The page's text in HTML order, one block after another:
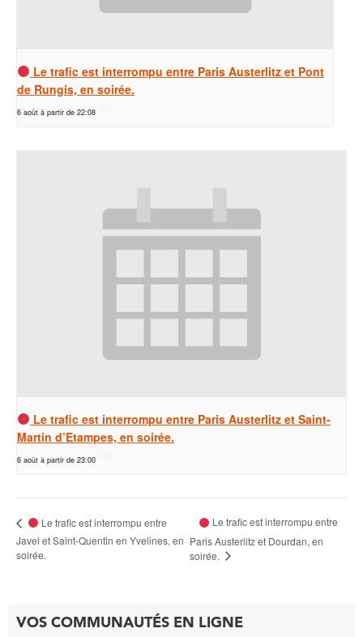
Le trafic est interrompu entre Paris Austerlitz et Pont
de Rungis, en soirée.
6 août à partir de 22:08
Le trafic est interrompu entre Paris Austerlitz et Saint-
Martin d’Etampes, en soirée.
6 août à partir de 23:00
Le trafic est interrompu entre
Javel et Saint-Quentin en Yvelines, en
soirée.
Le trafic est interrompu entre
Paris Austerlitz et Dourdan, en
soirée.
VOS COMMUNAUTÉS EN LIGNE